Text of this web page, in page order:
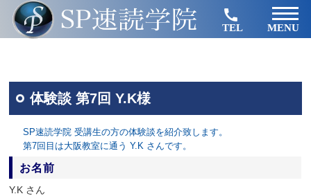
TEL MENU
体験談 第7回 Y.K様
SP速読学院 受講生の方の体験談を紹介致します。
第7回目は大阪教室に通う Y.K さんです。
お名前
Y.K さん